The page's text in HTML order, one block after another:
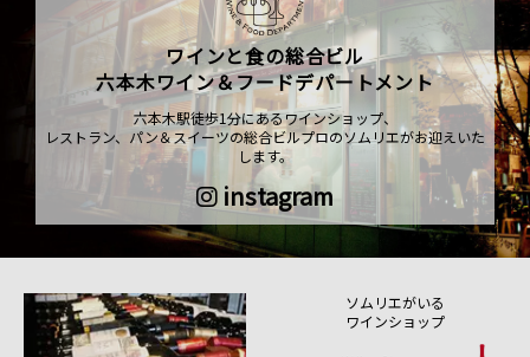
ワインと食の総合ビル
六本木ワイン＆フードデパートメント
六本木駅徒歩1分にあるワインショップ、
レストラン、パン＆スイーツの総合ビルプロのソムリエがお迎えいた
します。
instagram
ソムリエがいる
ワインショップ